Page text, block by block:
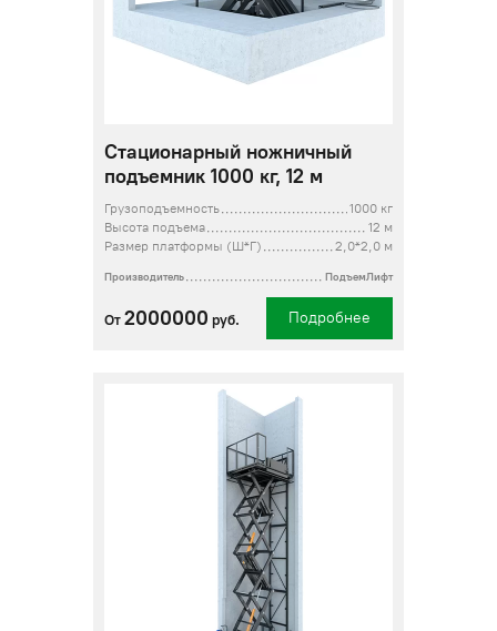
Стационарный ножничный
подъемник 1000 кг, 12 м
Грузоподъемность
1000 кг
Высота подъема
12 м
Размер платформы (Ш*Г)
2,0*2,0 м
Производитель ПодъемЛифт
От 2000000 руб. Подробнее